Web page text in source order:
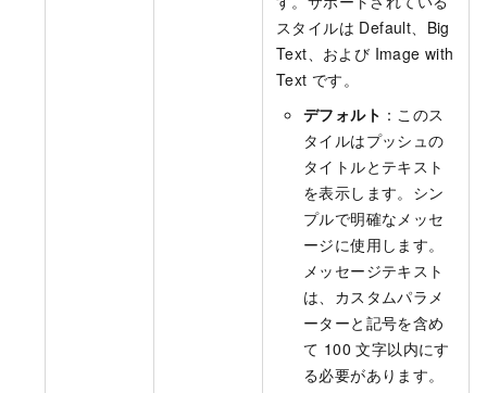
スタイルは Default、Big
Text、および Image with
Text です。
デフォルト ：このス
タイルはプッシュの
タイトルとテキスト
を表示します。シン
プルで明確なメッセ
ージに使用します。
メッセージテキスト
は、カスタムパラメ
ーターと記号を含め
て 100 文字以内にす
る必要があります。